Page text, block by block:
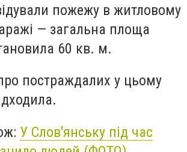
пожежу в житловому
— загальна площа
60 кв. м.
постраждалих у цьому
У Слов'янську під час